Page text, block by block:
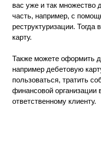
вас уже и так множество
часть, например, с
реструктуризации.
карту.
Также можете оформить
например дебетовую
пользоваться, тратить
финансовой организации
ответственному клиенту.